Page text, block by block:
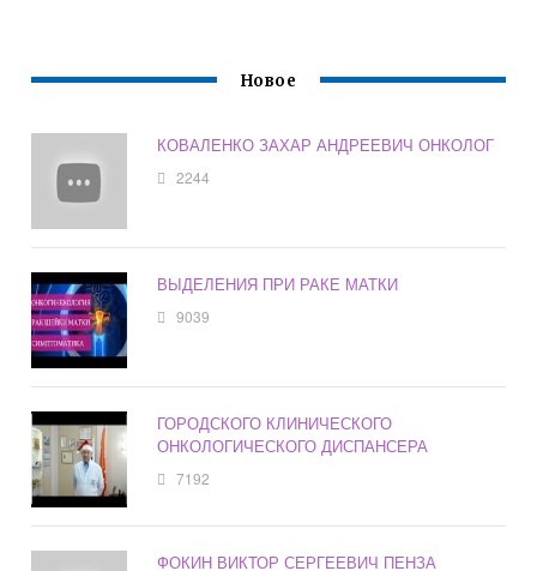
Новое
КОВАЛЕНКО ЗАХАР АНДРЕЕВИЧ ОНКОЛОГ
2244
ВЫДЕЛЕНИЯ ПРИ РАКЕ МАТКИ
9039
ГОРОДСКОГО КЛИНИЧЕСКОГО
ОНКОЛОГИЧЕСКОГО ДИСПАНСЕРА
7192
ФОКИН ВИКТОР СЕРГЕЕВИЧ ПЕНЗА